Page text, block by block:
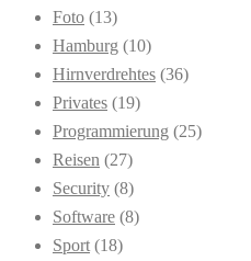
Foto (13)
Hamburg (10)
Hirnverdrehtes (36)
Privates (19)
Programmierung (25)
Reisen (27)
Security (8)
Software (8)
Sport (18)